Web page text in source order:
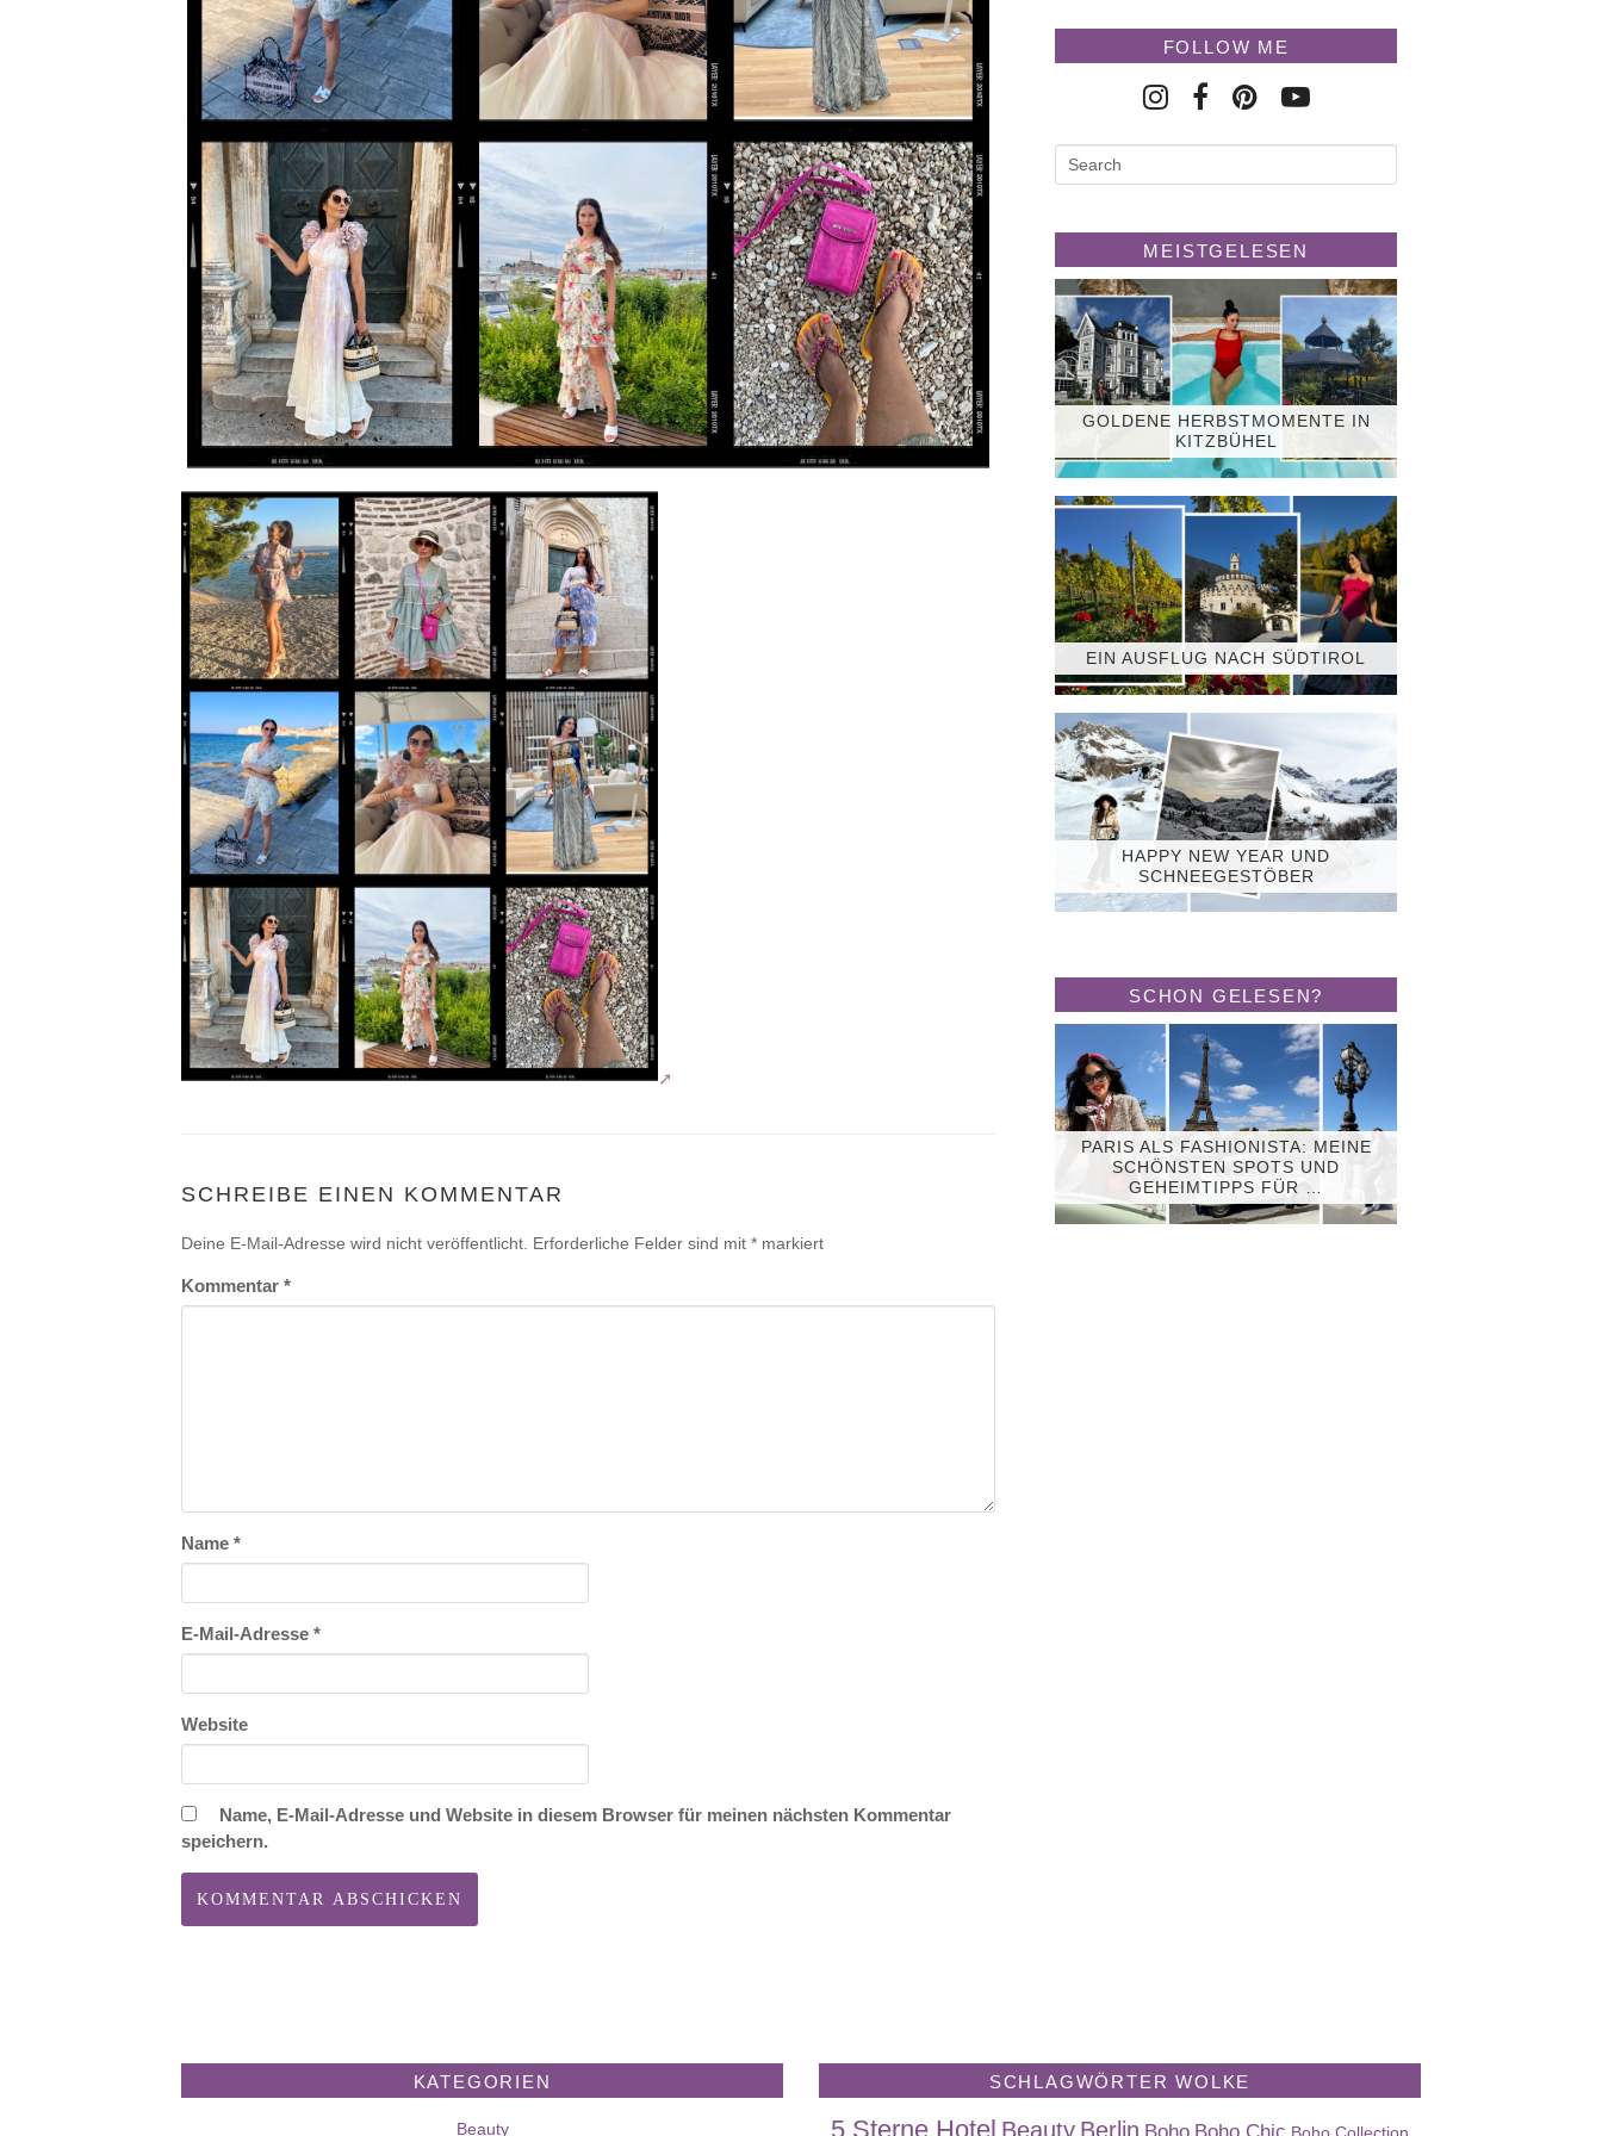
SCHREIBE EINEN KOMMENTAR
Deine E-Mail-Adresse wird nicht veröffentlicht. Erforderliche Felder sind mit * markiert
Kommentar *
Name *
E-Mail-Adresse *
Website
Name, E-Mail-Adresse und Website in diesem Browser für meinen nächsten Kommentar
speichern.
FOLLOW ME
MEISTGELESEN
GOLDENE HERBSTMOMENTE IN
KITZBÜHEL
EIN AUSFLUG NACH SÜDTIROL
HAPPY NEW YEAR UND
SCHNEEGESTÖBER
SCHON GELESEN?
PARIS ALS FASHIONISTA: MEINE
SCHÖNSTEN SPOTS UND
GEHEIMTIPPS FÜR …
KATEGORIEN
Beauty
SCHLAGWÖRTER WOLKE
5 Sterne Hotel Beauty Berlin